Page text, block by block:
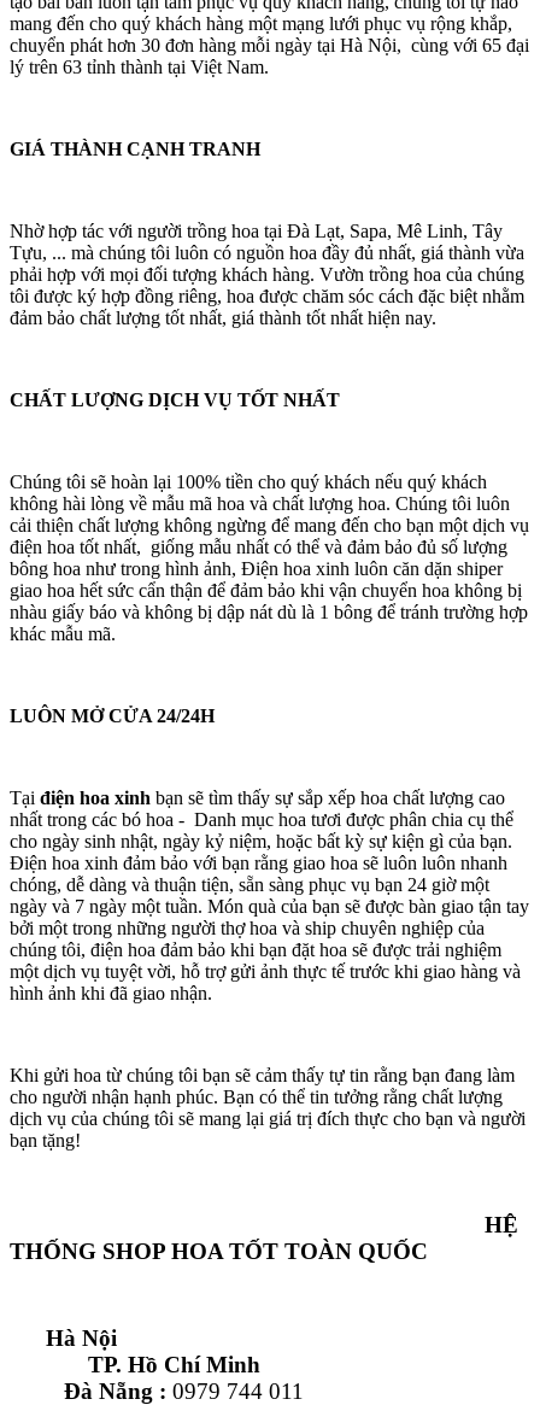
mang đến cho quý khách hàng một mạng lưới phục vụ rộng khắp,
chuyển phát hơn 30 đơn hàng mỗi ngày tại Hà Nội, cùng với 65 đại
lý trên 63 tỉnh thành tại Việt Nam.
GIÁ THÀNH CẠNH TRANH
Nhờ hợp tác với người trồng hoa tại Đà Lạt, Sapa, Mê Linh, Tây
Tựu, ... mà chúng tôi luôn có nguồn hoa đầy đủ nhất, giá thành vừa
phải hợp với mọi đối tượng khách hàng. Vườn trồng hoa của chúng
tôi được ký hợp đồng riêng, hoa được chăm sóc cách đặc biệt nhằm
đảm bảo chất lượng tốt nhất, giá thành tốt nhất hiện nay.
CHẤT LƯỢNG DỊCH VỤ TỐT NHẤT
Chúng tôi sẽ hoàn lại 100% tiền cho quý khách nếu quý khách
không hài lòng về mẫu mã hoa và chất lượng hoa. Chúng tôi luôn
cải thiện chất lượng không ngừng để mang đến cho bạn một dịch vụ
điện hoa tốt nhất, giống mẫu nhất có thể và đảm bảo đủ số lượng
bông hoa như trong hình ảnh, Điện hoa xinh luôn căn dặn shiper
giao hoa hết sức cẩn thận để đảm bảo khi vận chuyển hoa không bị
nhàu giấy báo và không bị dập nát dù là 1 bông để tránh trường hợp
khác mẫu mã.
LUÔN MỞ CỬA 24/24H
Tại điện hoa xinh bạn sẽ tìm thấy sự sắp xếp hoa chất lượng cao
nhất trong các bó hoa - Danh mục hoa tươi được phân chia cụ thể
cho ngày sinh nhật, ngày kỷ niệm, hoặc bất kỳ sự kiện gì của bạn.
Điện hoa xinh đảm bảo với bạn rằng giao hoa sẽ luôn luôn nhanh
chóng, dễ dàng và thuận tiện, sẵn sàng phục vụ bạn 24 giờ một
ngày và 7 ngày một tuần. Món quà của bạn sẽ được bàn giao tận tay
bởi một trong những người thợ hoa và ship chuyên nghiệp của
chúng tôi, điện hoa đảm bảo khi bạn đặt hoa sẽ được trải nghiệm
một dịch vụ tuyệt vời, hỗ trợ gửi ảnh thực tế trước khi giao hàng và
hình ảnh khi đã giao nhận.
Khi gửi hoa từ chúng tôi bạn sẽ cảm thấy tự tin rằng bạn đang làm
cho người nhận hạnh phúc. Bạn có thể tin tưởng rằng chất lượng
dịch vụ của chúng tôi sẽ mang lại giá trị đích thực cho bạn và người
bạn tặng!
HỆ
THỐNG SHOP HOA TỐT TOÀN QUỐC
Hà Nội
TP. Hồ Chí Minh
Đà Nẵng : 0979 744 011